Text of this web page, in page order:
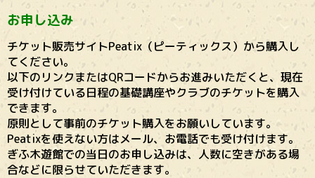
お申し込み
チケット販売サイトPeatix（ピーティックス）から購入し
てください。
以下のリンクまたはQRコードからお進みいただくと、現在
受け付けている日程の基礎講座やクラブのチケットを購入
できます。
原則として事前のチケット購入をお願いしています。
Peatixを使えない方はメール、お電話でも受け付けます。
ぎふ木遊館での当日のお申し込みは、人数に空きがある場
合などに限らせていただきます。